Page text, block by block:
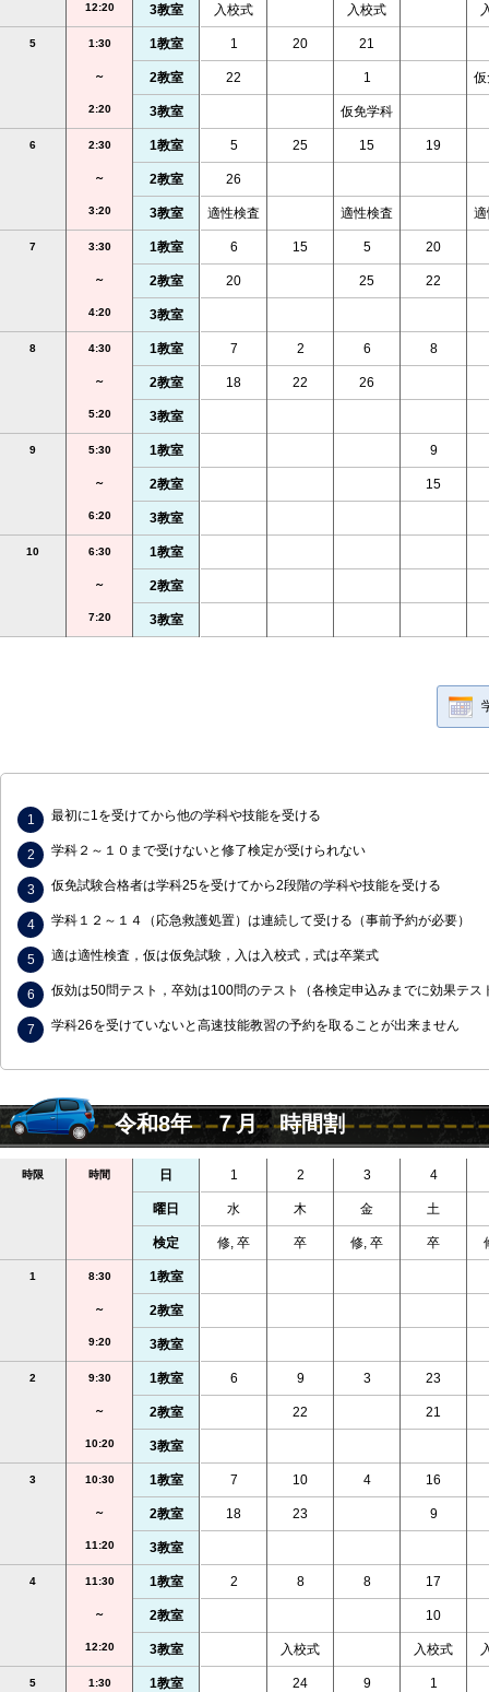
5
6
7
8
9
10
12:20
1:30
～
2:20
2:30
～
3:20
3:30
～
4:20
4:30
～
5:20
5:30
～
6:20
6:30
～
7:20
3教室
1教室
2教室
3教室
1教室
2教室
3教室
1教室
2教室
3教室
1教室
2教室
3教室
1教室
2教室
3教室
1教室
2教室
3教室
入校式
1
22
5
26
適性検査
6
20
7
18
20
25
15
2
22
入校式
21
1
仮免学科
15
適性検査
5
25
6
26
19
20
22
8
9
15
最初に1を受けてから他の学科や技能を受ける
学科２～１０まで受けないと修了検定が受けられない
仮免試験合格者は学科25を受けてから2段階の学科や技能を受ける
学科１２～１４（応急救護処置）は連続して受ける（事前予約が必要）
適は適性検査，仮は仮免試験，入は入校式，式は卒業式
仮効は50問テスト，卒効は100問のテスト（各検定申込みまでに効果テス
学科26を受けていないと高速技能教習の予約を取ることが出来ません
令和8年 ７月 時間割
時限
1
2
3
4
5
時間
8:30
～
9:20
9:30
～
10:20
10:30
～
11:20
11:30
～
12:20
1:30
日
曜日
検定
1教室
2教室
3教室
1教室
2教室
3教室
1教室
2教室
3教室
1教室
2教室
3教室
1教室
1
水
修, 卒
6
7
18
2
2
木
卒
9
22
10
23
8
入校式
24
3
金
修, 卒
3
4
8
9
4
土
卒
23
21
16
9
17
10
入校式
1